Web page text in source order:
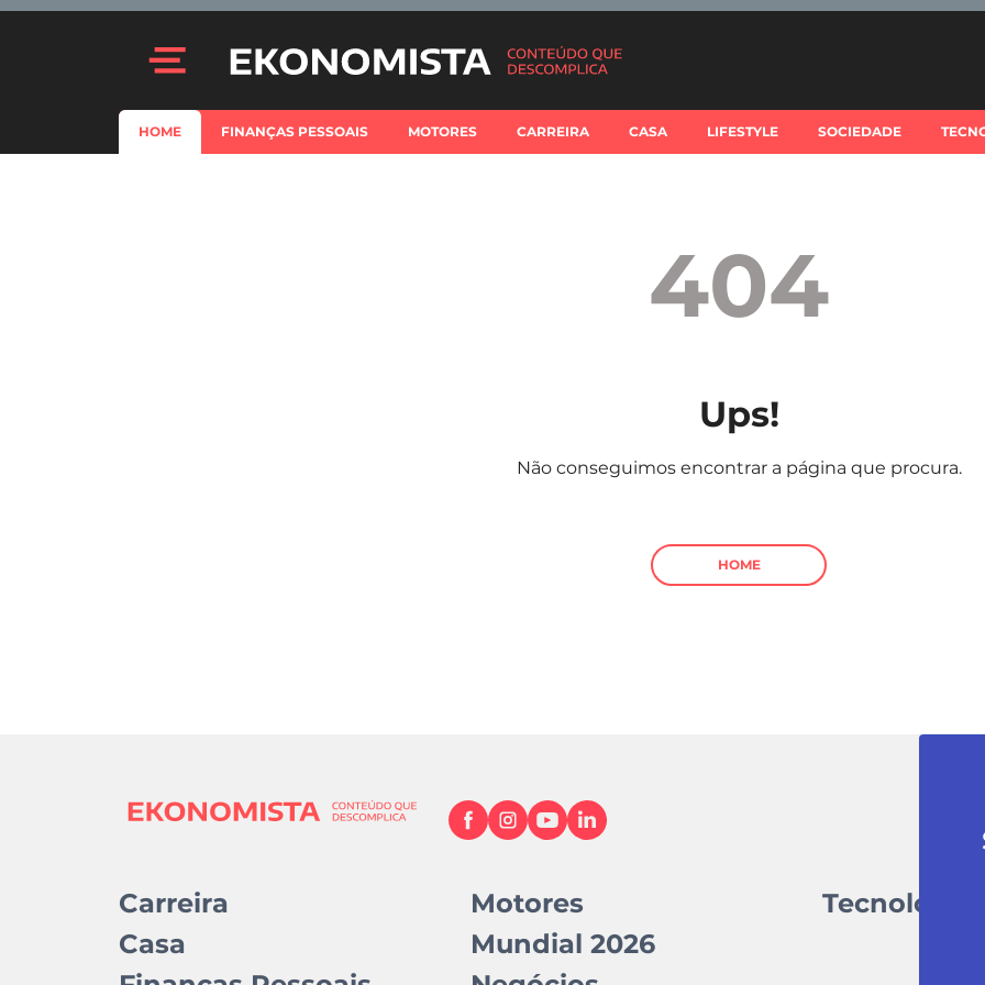
HOME FINANÇAS PESSOAIS MOTORES CARREIRA CASA LIFESTYLE SOCIEDADE
404
Ups!
Não conseguimos encontrar a página que procura.
HOME
Carreira
Casa
Motores
Mundial 2026
Tecnologia